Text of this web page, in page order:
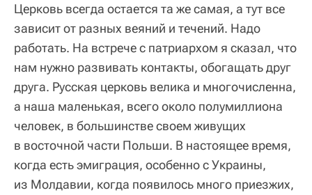
Церковь всегда остается та же самая, а тут все
зависит от разных веяний и течений. Надо
работать. На встрече с патриархом я сказал, что
нам нужно развивать контакты, обогащать друг
друга. Русская церковь велика и многочисленна,
а наша маленькая, всего около полумиллиона
человек, в большинстве своем живущих
в восточной части Польши. В настоящее время,
когда есть эмиграция, особенно с Украины,
из Молдавии, когда появилось много приезжих,